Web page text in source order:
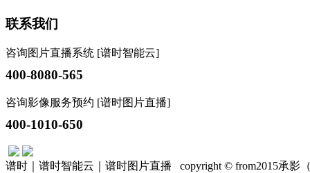
联系我们
咨询图片直播系统 [谱时智能云]
400-8080-565
咨询影像服务预约 [谱时图片直播]
400-1010-650
谱时｜谱时智能云｜谱时图片直播 copyright © from2015承影